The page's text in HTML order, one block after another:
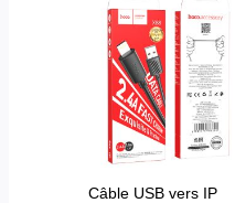
Câble USB vers IP